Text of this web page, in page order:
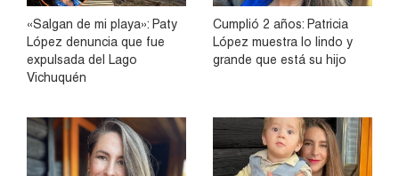
«Salgan de mi playa»: Paty
López denuncia que fue
expulsada del Lago
Vichuquén
Cumplió 2 años: Patricia
López muestra lo lindo y
grande que está su hijo